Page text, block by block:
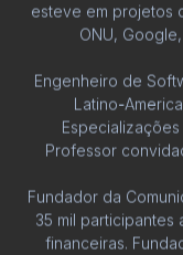
esteve em projetos
ONU,
Engenheiro de
Latino-
Especializações
Professor
Fundador da
35 mil participantes
financeiras.